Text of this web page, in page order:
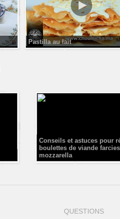
Pastilla au lait
Conseils et astuces pour
boulettes de viande
mozzarella
QUESTIONS